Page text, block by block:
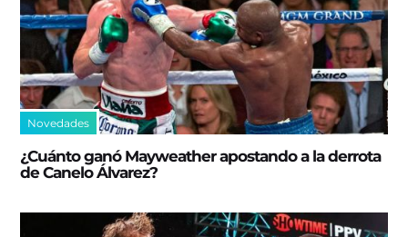
Novedades
¿Cuánto ganó Mayweather apostando a la derrota
de Canelo Álvarez?